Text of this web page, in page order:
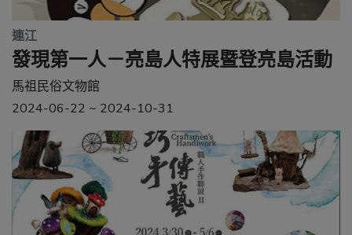
連江
發現第一人－亮島人特展暨登亮島活動
馬祖民俗文物館
2024-06-22 ~ 2024-10-31